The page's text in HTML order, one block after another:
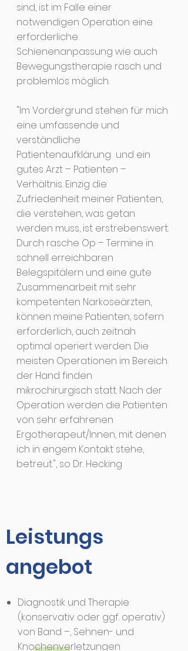
sind, ist im Falle einer
notwendigen Operation eine
erforderliche
Schienenanpassung wie auch
Bewegungstherapie rasch und
problemlos möglich.
"Im Vordergrund stehen für mich
eine umfassende und
verständliche
Patientenaufklärung und ein
gutes Arzt – Patienten –
Verhältnis. Einzig die
Zufriedenheit meiner Patienten,
die verstehen, was getan
werden muss, ist erstrebenswert.
Durch rasche Op – Termine in
schnell erreichbaren
Belegspitälern und eine gute
Zusammenarbeit mit sehr
kompetenten Narkoseärzten,
können meine Patienten, sofern
erforderlich, auch zeitnah
optimal operiert werden. Die
meisten Operationen im Bereich
der Hand finden
mikrochirurgisch statt. Nach der
Operation werden die Patienten
von sehr erfahrenen
Ergotherapeut/Innen, mit denen
ich in engem Kontakt stehe,
betreut.", so Dr. Hecking
Leistungs
angebot
Diagnostik und Therapie
(konservativ oder ggf. operativ)
von Band –, Sehnen- und
Knochenverletzungen